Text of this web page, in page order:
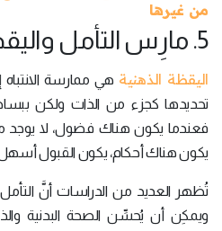
من غيرها
5. مارِس التأمل واليقظة الذهنية:
اليقظة الذهنية هي ممارسة
تحديدها كجزء من الذات ولكن
فعندما يكون هناك فضول، لا يوجد
يكون هناك أحكام، يكون القبول أسهل
تُظهر العديد من الدراسات أنَّ التأمل
ويمكِن أن يُحسِّن الصحة البدنية